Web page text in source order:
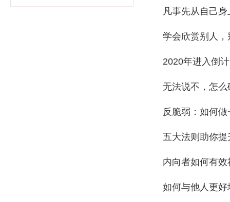
凡事先从自己
学会欣赏别人
2020年进入倒
无法说不，怎么
反脆弱：如何
五大法则助你提
内向者如何有效
如何与他人更好